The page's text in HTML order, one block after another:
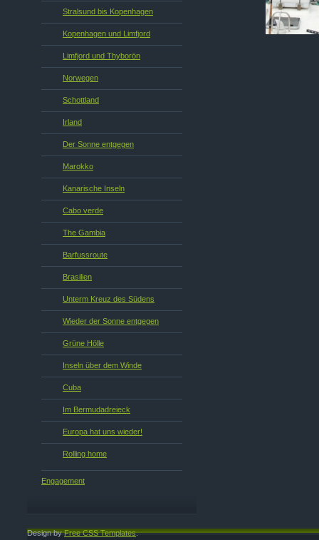
Stralsund bis Kopenhagen
Kopenhagen und Limfjord
Limfjord und Thyborön
Norwegen
Schottland
Irland
Der Sonne entgegen
Marokko
Kanarische Inseln
Cabo verde
The Gambia
Barfussroute
Brasilien
Unterm Kreuz des Südens
Wieder der Sonne entgegen
Grüne Hölle
Inseln über dem Winde
Cuba
Im Bermudadreieck
Europa hat uns wieder!
Rolling home
Engagement
Design byFree CSS Templates.